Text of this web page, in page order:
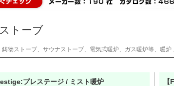
トーブ
鋳物ストーブ、サウナストーブ、電気式暖炉、ガス暖炉等、暖炉
プレステージ / ミスト暖炉